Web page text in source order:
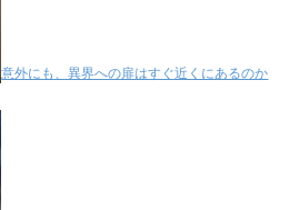
意外にも、異界への扉はすぐ近くにあるのか